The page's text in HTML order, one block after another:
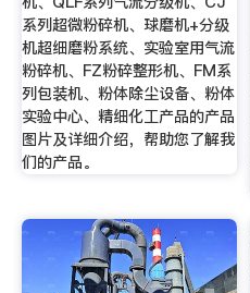
系列超微粉碎机、球磨机+分级
机超细磨粉系统、实验室用气流
粉碎机、FZ粉碎整形机、FM系
列包装机、粉体除尘设备、粉体
实验中心、精细化工产品的产品
图片及详细介绍，帮助您了解我
们的产品。